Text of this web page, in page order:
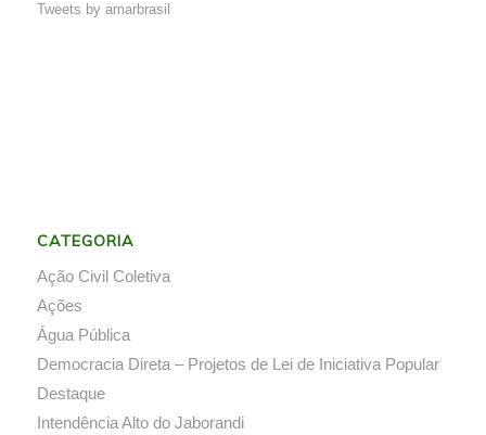
Tweets by amarbrasil
CATEGORIA
Ação Civil Coletiva
Ações
Água Pública
Democracia Direta – Projetos de Lei de Iniciativa Popular
Destaque
Intendência Alto do Jaborandi